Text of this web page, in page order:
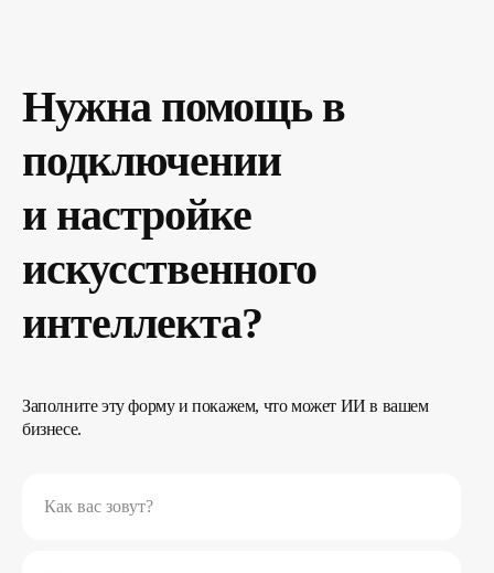
Нужна помощь в
подключении
и настройке
искусственного
интеллекта?
Заполните эту форму и покажем, что может ИИ в вашем
бизнесе.
Как вас зовут?